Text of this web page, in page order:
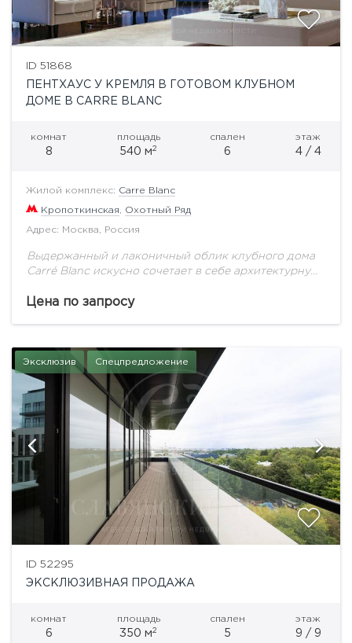
ID 51868
ПЕНТХАУС У КРЕМЛЯ В ГОТОВОМ КЛУБНОМ
ДОМЕ В CARRE BLANC
комнат
8
площадь
540 м2
спален
6
этаж
4 / 4
Жилой комплекс: Carre Blanc
Кропоткинская Охотный Ряд
Адрес: Москва, Россия
Выдержанный и лаконичный облик клубного дома
Carré Blanc искусно сочетает в себе архитектурную
кварталу с собственной художественной
Цена по запросу
Эксклюзив Спецпредложение
ID 52295
ЭКСКЛЮЗИВНАЯ ПРОДАЖА
комнат
6
площадь
350 м2
спален
5
этаж
9 / 9